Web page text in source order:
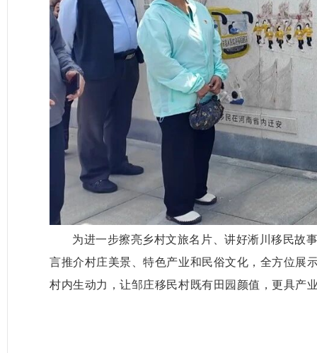
为进一步擦亮乡村文旅名片、讲好淅川移民故
言推介村庄美景、特色产业和民俗文化，全方位展
村内生动力，让邹庄移民村既有田园颜值，更具产